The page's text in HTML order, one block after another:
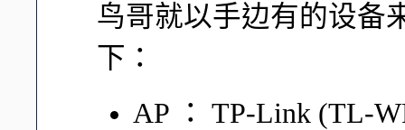
鸟哥就以手边有的设备
下：
AP ： TP-Link (TL-